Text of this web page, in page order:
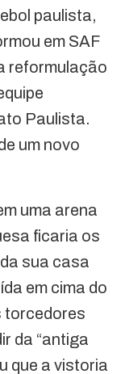
paulista,
em SAF
reformulação
Paulista.
um novo
uma arena
ficaria os
sua casa
em cima do
torcedores
da “antiga
que a vistoria